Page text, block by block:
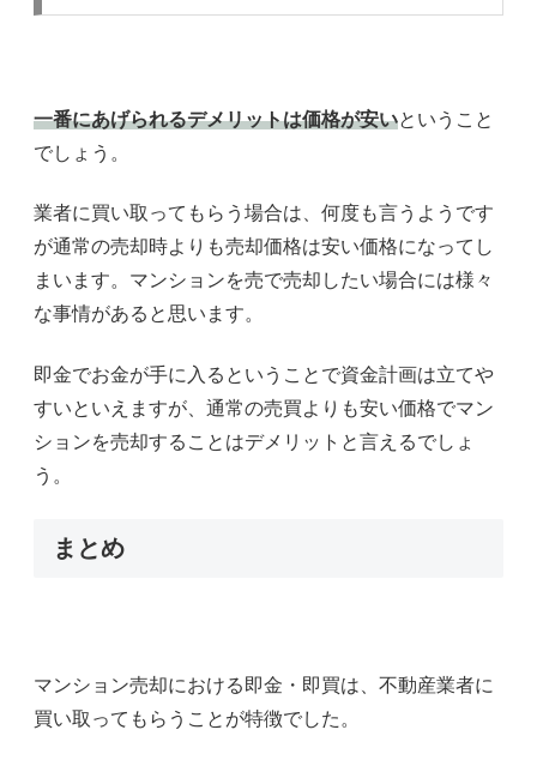
一番にあげられるデメリットは価格が安いということ
でしょう。
業者に買い取ってもらう場合は、何度も言うようです
が通常の売却時よりも売却価格は安い価格になってし
まいます。マンションを売で売却したい場合には様々
な事情があると思います。
即金でお金が手に入るということで資金計画は立てや
すいといえますが、通常の売買よりも安い価格でマン
ションを売却することはデメリットと言えるでしょ
う。
まとめ
マンション売却における即金・即買は、不動産業者に
買い取ってもらうことが特徴でした。